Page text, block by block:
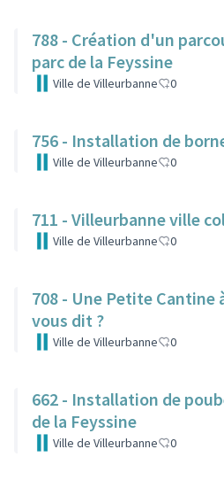
788 - Création d'un
parc de la Feyssine
Ville de Villeurbanne 0
756 - Installation de
Ville de Villeurbanne 0
711 - Villeurbanne ville
Ville de Villeurbanne 0
708 - Une Petite Cantine
vous dit ?
Ville de Villeurbanne 0
662 - Installation de
de la Feyssine
Ville de Villeurbanne 0